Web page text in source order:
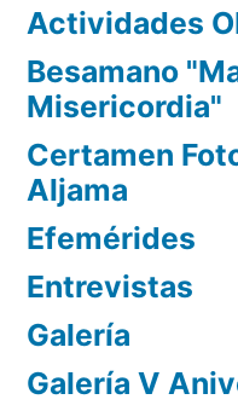
Actividades
Besamano
Misericordia"
Certamen
Aljama
Efemérides
Entrevistas
Galería
Galería V